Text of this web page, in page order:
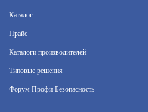
Каталог
Прайс
Каталоги производителей
Типовые решения
Форум Профи-Безопасность